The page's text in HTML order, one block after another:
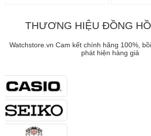
THƯƠNG HIỆU ĐỒNG
Watchstore.vn Cam kết chính hãng 100%,
phát hiện hàng giả